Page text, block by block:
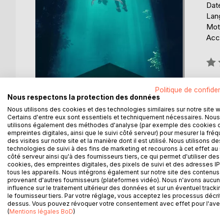
DESCRIPTION
Envoyé sur la planète Mars grâce à l'énergie
monastère indien, Robert Darvel y découvre une
Sur cette terrifiante planète, où la vie est un
AUTEUR(S)
Gustave Le Rouge
Gustave Henri Joseph
le 22 juillet 1867 et mort à
Il n'y a pour le moment pas de critique presse.
Merci de vous connectericià votre compte
Politique de
Nous respectons la protection des données
Nous utilisons des cookies et des technologies similaires sur notre site
Certains d'entre eux sont essentiels et techniquement nécessaires. Nous
utilisons également des méthodes d'analyse (par exemple des cookies
empreintes digitales, ainsi que le suivi côté serveur) pour mesurer la
des visites sur notre site et la manière dont il est utilisé. Nous utilisons
technologies de suivi à des fins de marketing et recourons à cet effet au
côté serveur ainsi qu'à des fournisseurs tiers, ce qui permet d'utiliser des
cookies, des empreintes digitales, des pixels de suivi et des adresses
tous les appareils. Nous intégrons également sur notre site des
provenant d'autres fournisseurs (plateformes vidéo). Nous n'avons
influence sur le traitement ultérieur des données et sur un éventuel
le fournisseur tiers. Par votre réglage, vous acceptez les processus
dessus. Vous pouvez révoquer votre consentement avec effet pour
(Mentions légales BoD)